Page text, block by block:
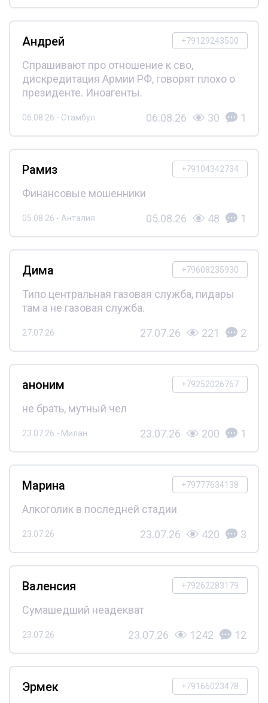
+79129243500
Андрей
Спрашивают про отношение к сво,
дискредитация Армии РФ, говорят плохо о
президенте. Иноагенты.
06.08.26 - Стамбул 06.08.26 30 1
+79104342734
Рамиз
Финансовые мошенники
05.08.26 - Анталия 05.08.26 48 1
+79608235930
Дима
Типо центральная газовая служба, пидары
там а не газовая служба.
27.07.26 27.07.26 221 2
+79252026767
аноним
не брать, мутный чел
23.07.26 - Милан 23.07.26 200 1
+79777634138
Марина
Алкоголик в последней стадии
23.07.26 23.07.26 420 3
+79262283179
Валенсия
Сумашедший неадекват
23.07.26 23.07.26 1242 12
+79166023478
Эрмек